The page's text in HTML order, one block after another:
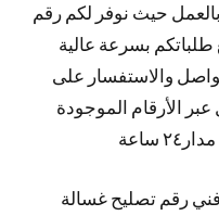
حيث نوفر لكم رقم
طلباتكم بسرعة عالية
والاستفسار على
الأرقام الموجودة
ساعة
رقم تصليح غسالة